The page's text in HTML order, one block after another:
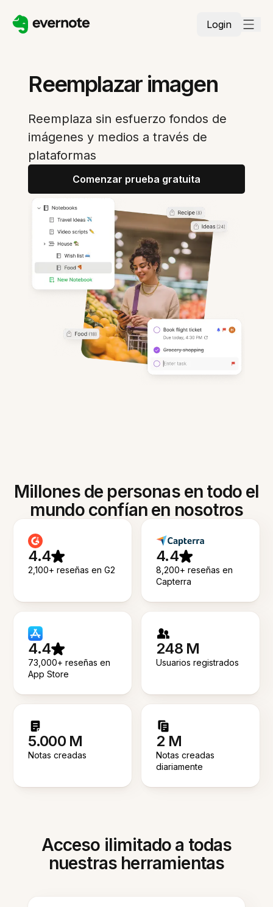
Login
Reemplazar imagen
Reemplaza sin esfuerzo fondos de
imágenes y medios a través de
plataformas
Comenzar prueba gratuita
Millones de personas en todo el
mundo confían en nosotros
4.4
2,100+ reseñas en G2
4.4
8,200+ reseñas en
Capterra
4.4
73,000+ reseñas en
App Store
248 M
Usuarios registrados
5.000 M
Notas creadas
2 M
Notas creadas
diariamente
Acceso ilimitado a todas
nuestras herramientas